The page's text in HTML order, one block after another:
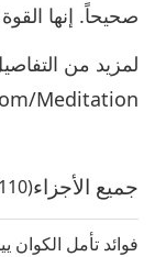
صحيحاً. إنها
لمزيد من
Meditation
جميع الأجزاء(63/110)
فوائد تأمل الكوان